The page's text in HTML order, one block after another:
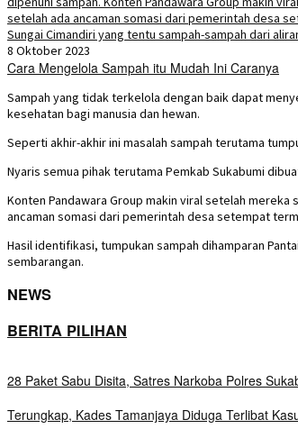
8 Oktober 2023
Cara Mengelola Sampah itu Mudah Ini Caranya
Sampah yang tidak terkelola dengan baik dapat
kesehatan bagi manusia dan hewan.
Seperti akhir-akhir ini masalah sampah terutama
Nyaris semua pihak terutama Pemkab Sukabumi
Konten Pandawara Group makin viral setelah
ancaman somasi dari pemerintah desa setempat
Hasil identifikasi, tumpukan sampah dihamparan
sembarangan.
NEWS
BERITA PILIHAN
28 Paket Sabu Disita, Satres Narkoba Polres
Terungkap, Kades Tamanjaya Diduga Terlibat